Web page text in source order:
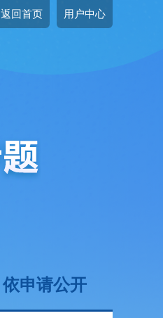
返回首页 用户中心
依申请公开